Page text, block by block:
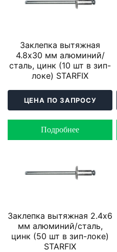
Заклепка вытяжная
4.8х30 мм алюминий/
сталь, цинк (10 шт в зип-
локе) STARFIX
ЦЕНА ПО ЗАПРОСУ
Подробнее
Заклепка вытяжная 2.4х6
мм алюминий/сталь,
цинк (50 шт в зип-локе)
STARFIX